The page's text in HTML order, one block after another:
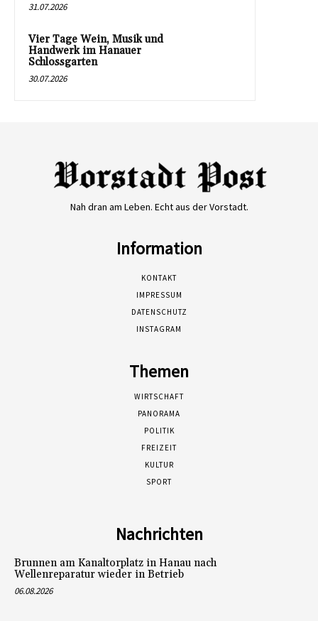
31.07.2026
Vier Tage Wein, Musik und
Handwerk im Hanauer
Schlossgarten
30.07.2026
Nah dran am Leben. Echt aus der Vorstadt.
Information
KONTAKT
IMPRESSUM
DATENSCHUTZ
INSTAGRAM
Themen
WIRTSCHAFT
PANORAMA
POLITIK
FREIZEIT
KULTUR
SPORT
Nachrichten
Brunnen am Kanaltorplatz in Hanau nach
Wellenreparatur wieder in Betrieb
06.08.2026